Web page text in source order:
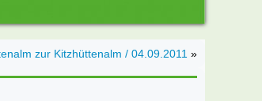
zur Kitzhüttenalm / 04.09.2011 »